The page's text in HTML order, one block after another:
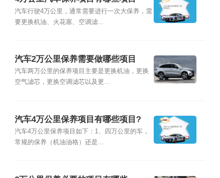
汽车行驶4万公里，通常需要进行一次大保养，需
要更换机油、火花塞、空调滤...
汽车2万公里保养需要做哪些项目
汽车两万公里的保养项目主要是更换机油，更换
空气滤芯，更换空调滤芯以及更...
汽车4万公里保养项目有哪些项目?
汽车4万公里保养项目如下：1、四万公里的车，
常规的保养（机油油格）还是...